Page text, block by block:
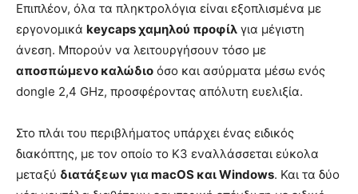
Επιπλέον, όλα τα πληκτρολόγια είναι εξοπλισμένα με
εργονομικά keycaps χαμηλού προφίλ για μέγιστη
άνεση. Μπορούν να λειτουργήσουν τόσο με
αποσπώμενο καλώδιο όσο και ασύρματα μέσω ενός
dongle 2,4 GHz, προσφέροντας απόλυτη ευελιξία.
Στο πλάι του περιβλήματος υπάρχει ένας ειδικός
διακόπτης, με τον οποίο το K3 εναλλάσσεται εύκολα
μεταξύ διατάξεων για macOS και Windows. Και τα δύο